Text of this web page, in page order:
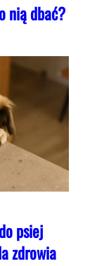
nią dbać?
psiej
zdrowia